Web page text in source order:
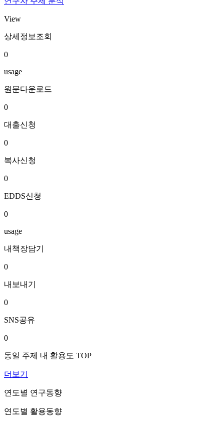
View
상세정보조회
0
usage
원문다운로드
0
대출신청
0
복사신청
0
EDDS신청
0
usage
내책장담기
0
내보내기
0
SNS공유
0
동일 주제 내 활용도 TOP
더보기
연도별 연구동향
연도별 활용동향